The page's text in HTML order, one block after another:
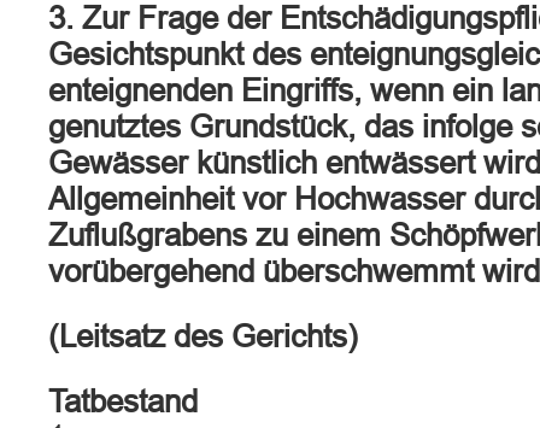
3. Zur Frage der
Gesichtspunkt des
enteignenden Eingriffs, wenn ein
genutztes Grundstück, das infolge
Gewässer künstlich entwässert
Allgemeinheit vor Hochwasser
Zuflußgrabens zu einem
vorübergehend überschwemmt
(Leitsatz des Gerichts)
Tatbestand